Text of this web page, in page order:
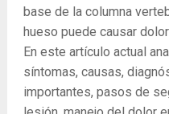
base de la columna
hueso puede causar
En este artículo actual
síntomas, causas,
importantes, pasos de